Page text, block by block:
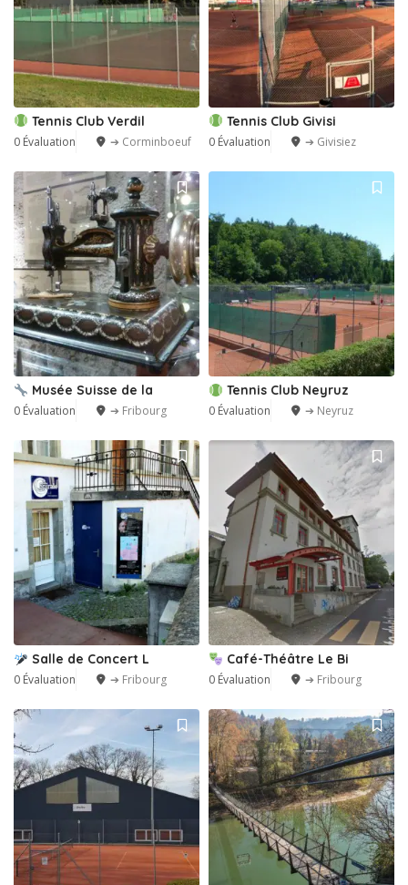
Tennis Club Verdil
0 Évaluation ➔ Corminboeuf
Tennis Club Givisi
0 Évaluation ➔ Givisiez
Musée Suisse de la
0 Évaluation ➔ Fribourg
Tennis Club Neyruz
0 Évaluation ➔ Neyruz
Salle de Concert L
0 Évaluation ➔ Fribourg
Café-Théâtre Le Bi
0 Évaluation ➔ Fribourg